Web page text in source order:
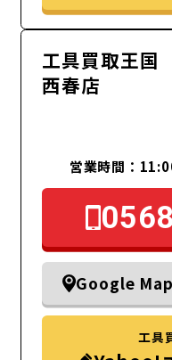
工具買取王国
西春店
営業時間：
Google Map
工具